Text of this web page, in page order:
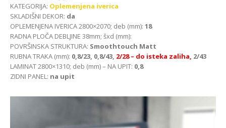
KATEGORIJA: Oplemenjena iverica
SKLADIŠNI DEKOR: da
OPLEMENJENA IVERICA 2800×2070; deb (mm): 18
RADNA PLOČA DEBLJINE 38mm; šxd (mm):
POVRŠINSKA STRUKTURA: Smoothtouch Matt
RUBNA TRAKA (mm): 0,8/23, 0,8/43, 2/28 – do isteka zaliha, 2/43
LAMINAT 2800×1310; deb (mm) – NA UPIT: 0,8
ZIDNI PANEL: na upit